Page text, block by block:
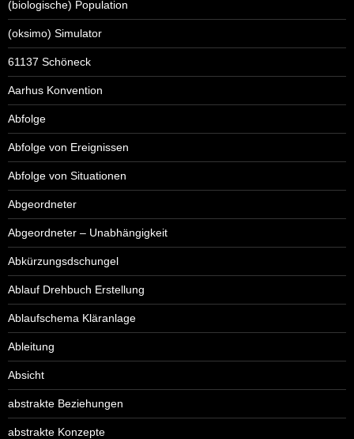
(biologische) Population
(oksimo) Simulator
61137 Schöneck
Aarhus Konvention
Abfolge
Abfolge von Ereignissen
Abfolge von Situationen
Abgeordneter
Abgeordneter – Unabhängigkeit
Abkürzungsdschungel
Ablauf Drehbuch Erstellung
Ablaufschema Kläranlage
Ableitung
Absicht
abstrakte Beziehungen
abstrakte Konzepte